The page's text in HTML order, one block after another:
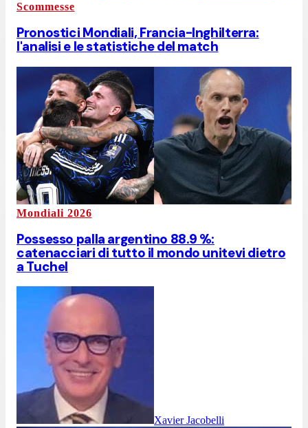
Scommesse
Pronostici Mondiali, Francia-Inghilterra:
l'analisi e le statistiche del match
Mondiali 2026
Possesso palla argentino 88.9 %:
catenacciari di tutto il mondo unitevi dietro
a Tuchel
Xavier Jacobelli